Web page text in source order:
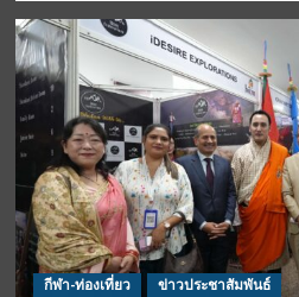
กีฬา-ท่องเที่ยว ข่าวประชาสัมพันธ์